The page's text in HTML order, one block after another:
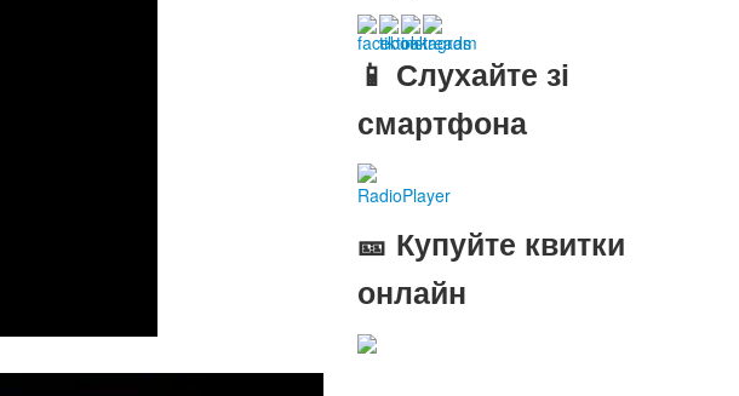
📱 Слухайте зі
смартфона
RadioPlayer
🎫 Купуйте квитки
онлайн